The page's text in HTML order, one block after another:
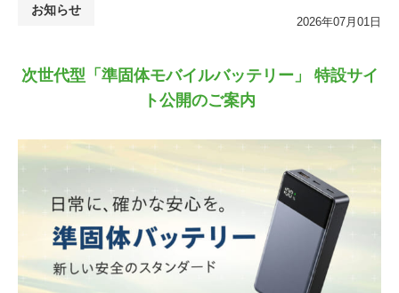
お知らせ
2026年07月01日
次世代型「準固体モバイルバッテリー」 特設サイ
ト公開のご案内